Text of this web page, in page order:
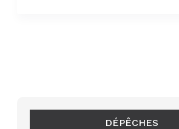
DÉPÊCHES